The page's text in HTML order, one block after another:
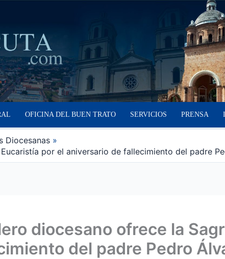
OFICINA DEL BUEN TRATO SERVICIOS PRENSA
Diocesanas
por el aniversario de fallecimiento del padre
diocesano ofrece la
del padre Pedro